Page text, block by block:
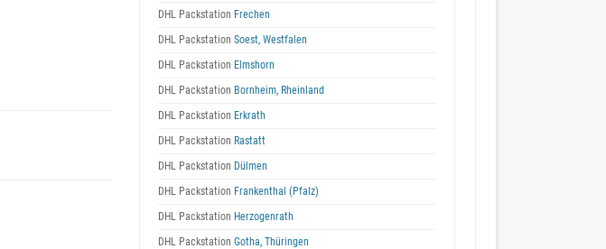
DHL Packstation Frechen
DHL Packstation Soest, Westfalen
DHL Packstation Elmshorn
DHL Packstation Bornheim, Rheinland
DHL Packstation Erkrath
DHL Packstation Rastatt
DHL Packstation Dülmen
DHL Packstation Frankenthal (Pfalz)
DHL Packstation Herzogenrath
DHL Packstation Gotha, Thüringen